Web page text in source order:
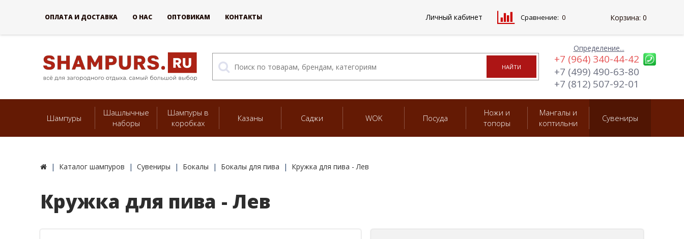
Определение...
+7 (964) 340-44-42
+7 (499) 490-63-80
+7 (812) 507-92-01
Шампуры
Шашлычные
наборы
Шампуры в
коробках
Казаны Саджи WOK Посуда
Ножи и
топоры
Мангалы и
коптильни
Сувениры
Каталог шампуров Сувениры Бокалы Бокалы для пива Кружка для пива - Лев
Кружка для пива - Лев
ОПЛАТА И ДОСТАВКА О НАС ОПТОВИКАМ КОНТАКТЫ Личный кабинет Сравнение: 0 Корзина: 0